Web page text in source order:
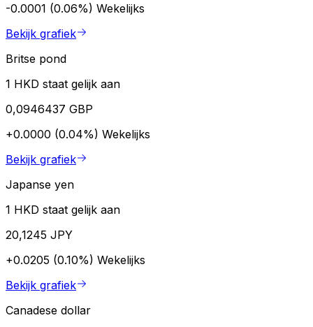
-0.0001 (0.06%) Wekelijks
Bekijk grafiek
Britse pond
1 HKD staat gelijk aan
0,0946437 GBP
+0.0000 (0.04%) Wekelijks
Bekijk grafiek
Japanse yen
1 HKD staat gelijk aan
20,1245 JPY
+0.0205 (0.10%) Wekelijks
Bekijk grafiek
Canadese dollar